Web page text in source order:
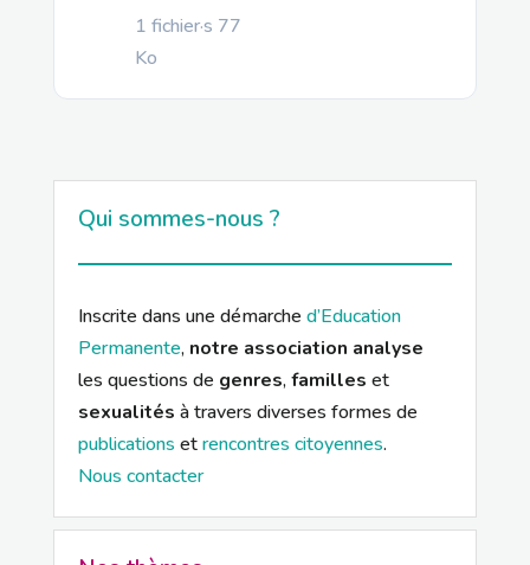
1 fichier·s 77
Ko
Qui sommes-nous ?
Inscrite dans une démarche d’Education
Permanente, notre association analyse
les questions de genres,familles et
sexualités à travers diverses formes de
publications etrencontres citoyennes.
Nous contacter